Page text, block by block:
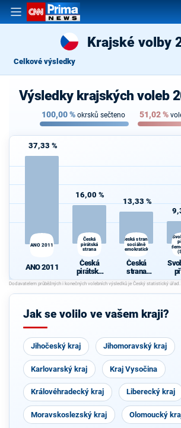
Krajské volby
Celkové výsledky
Výsledky krajských voleb
100,00% okrsků sečteno 51,02%
37,33 %
ANO 2011
ANO 2011
16,00 %
Česká
pirátská
strana
Česká
pirátská
strana
13,33 %
Česká strana
sociálně
demokratická
Česká
strana
sociálně
demokrati
cká
e
Jak se volilo ve vašem kraji?
Jihočeský kraj Jihomoravský kraj
Karlovarský kraj Kraj Vysočina
Královéhradecký kraj Liberecký kraj
Moravskoslezský kraj Olomoucký